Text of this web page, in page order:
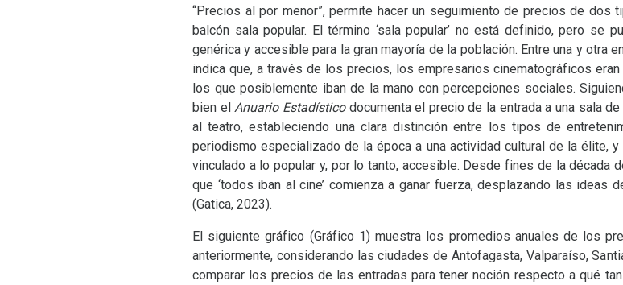
“Precios al por menor”, permite hacer un seguimiento de precios de dos
balcón sala popular. El término ‘sala popular’ no está definido, pero se
genérica y accesible para la gran mayoría de la población. Entre una y otra
indica que, a través de los precios, los empresarios cinematográficos
los que posiblemente iban de la mano con percepciones sociales.
bien elAnuario Estadísticodocumenta el precio de la entrada a una sala
al teatro, estableciendo una clara distinción entre los tipos de
periodismo especializado de la época a una actividad cultural de la élite,
vinculado a lo popular y, por lo tanto, accesible. Desde fines de la década
que ‘todos iban al cine’ comienza a ganar fuerza, desplazando las ideas
(Gatica, 2023).
El siguiente gráfico (Gráfico 1) muestra los promedios anuales de los
anteriormente, considerando las ciudades de Antofagasta, Valparaíso,
comparar los precios de las entradas para tener noción respecto a qué